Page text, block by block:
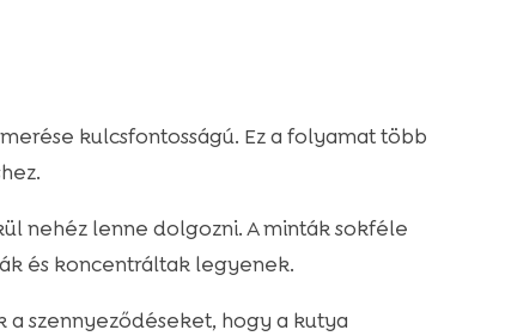
kulcsfontosságú. Ez a folyamat több
nehéz lenne dolgozni. A minták sokféle
és koncentráltak legyenek.
szennyeződéseket, hogy a kutya